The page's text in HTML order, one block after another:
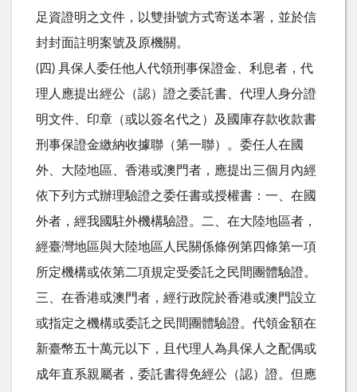
足資證明之文件，以雙掛號方式寄送本署，並於信
封封面註明案號及原機關。
(四) 具保人委任他人代領刑事保證金、利息者，代
理人應提出經公（認）證之委託書、代理人身分證
明文件、印章（或以簽名代之）及國庫存款收款書
刑事保證金繳納收據聯（第一聯）。委任人在國
外、大陸地區、香港或澳門者，應提出三個月內經
依下列方式辦理驗證之委任書或授權書：一、在國
外者，經我國駐外機構驗證。二、在大陸地區者，
經臺灣地區與大陸地區人民關係條例第四條第一項
所定機構或依第二項規定受委託之民間團體驗證。
三、在香港或澳門者，經行政院於香港或澳門設立
或指定之機構或委託之民間團體驗證。代領金額在
新臺幣五十萬元以下，且代理人為具保人之配偶或
成年直系親屬者，委託書得免經公（認）證。但應